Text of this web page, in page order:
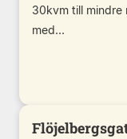
30kvm till mindre
med...